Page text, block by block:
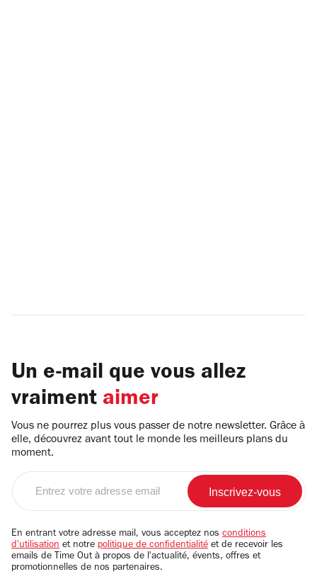
Un e-mail que vous allez
vraiment aimer
Vous ne pourrez plus vous passer de notre newsletter. Grâce à
elle, découvrez avant tout le monde les meilleurs plans du
moment.
email
En entrant votre adresse mail, vous acceptez nos conditions
d'utilisation et notre politique de confidentialité et de recevoir les
emails de Time Out à propos de l'actualité, évents, offres et
promotionnelles de nos partenaires.